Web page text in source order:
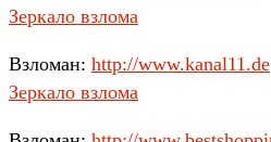
Зеркало взлома
Взломан: http://www.kanal11.de
Зеркало взлома